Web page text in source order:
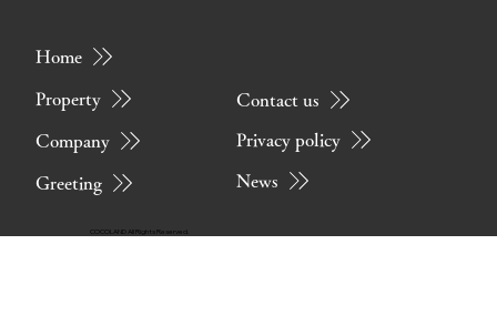
COCOLAND All Rights Reserved.
Home
Property
Company
Greeting
Contact us
Privacy policy
News